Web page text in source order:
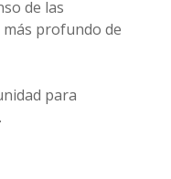
de las
profundo de
para